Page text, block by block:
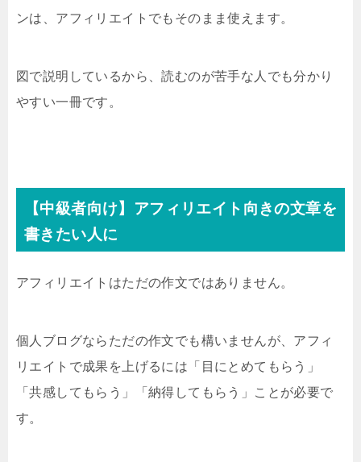
ンは、アフィリエイトでもそのまま使えます。
図で説明しているから、読むのが苦手な人でも分かり
やすい一冊です。
【中級者向け】アフィリエイト向きの文章を
書きたい人に
アフィリエイトはただの作文ではありません。
個人ブログならただの作文でも構いませんが、アフィ
リエイトで成果を上げるには「目にとめてもらう」
「共感してもらう」「納得してもらう」ことが必要で
す。